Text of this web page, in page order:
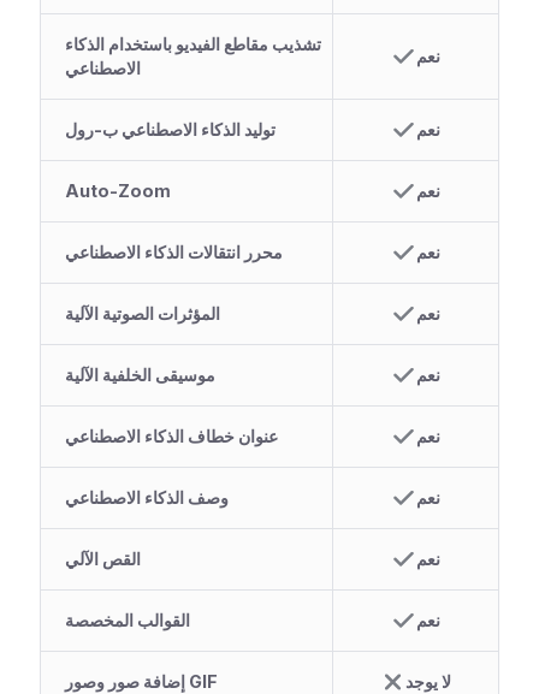
تشذيب مقاطع الفيديو باستخدام الذكاء
الاصطناعي
نعم
توليد الذكاء الاصطناعي ب-رول نعم
Auto-Zoom نعم
محرر انتقالات الذكاء الاصطناعي نعم
المؤثرات الصوتية الآلية نعم
موسيقى الخلفية الآلية نعم
عنوان خطاف الذكاء الاصطناعي نعم
وصف الذكاء الاصطناعي نعم
القص الآلي نعم
القوالب المخصصة نعم
إضافة صور وصور GIF لا يوجد